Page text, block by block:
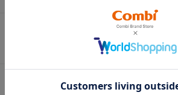
オーラルケア